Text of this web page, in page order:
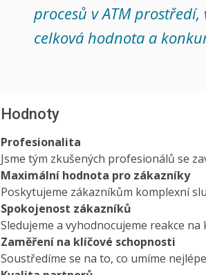
procesů v ATM
celková hodnota a
Hodnoty
Profesionalita
Jsme tým zkušených profesionálů se
Maximální hodnota pro zákazníky
Poskytujeme zákazníkům komplexní
Spokojenost zákazníků
Sledujeme a vyhodnocujeme reakce na
Zaměření na klíčové schopnosti
Soustředíme se na to, co umíme